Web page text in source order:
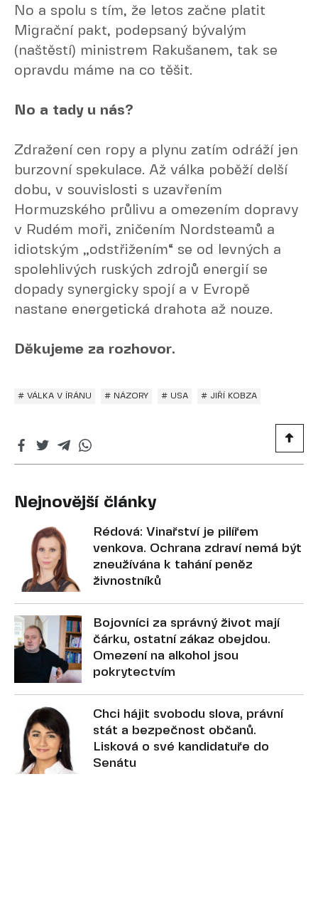
No a spolu s tím, že letos začne platit
Migrační pakt, podepsaný bývalým
(naštěstí) ministrem Rakušanem, tak se
opravdu máme na co těšit.
No a tady u nás?
Zdražení cen ropy a plynu zatím odráží jen
burzovní spekulace. Až válka poběží delší
dobu, v souvislosti s uzavřením
Hormuzského průlivu a omezením dopravy
v Rudém moři, zničením Nordsteamů a
idiotským „odstřižením“ se od levných a
spolehlivých ruských zdrojů energií se
dopady synergicky spojí a v Evropě
nastane energetická drahota až nouze.
Děkujeme za rozhovor.
# VÁLKA V ÍRÁNU # NÁZORY # USA # JIŘÍ KOBZA
Nejnovější články
Rédová: Vinařství je pilířem
venkova. Ochrana zdraví nemá být
zneužívána k tahání peněz
živnostníků
Bojovníci za správný život mají
čárku, ostatní zákaz obejdou.
Omezení na alkohol jsou
pokrytectvím
Chci hájit svobodu slova, právní
stát a bezpečnost občanů.
Lisková o své kandidatuře do
Senátu